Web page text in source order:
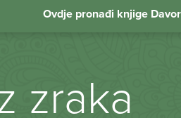
Ovdje pronađi knjige
zraka